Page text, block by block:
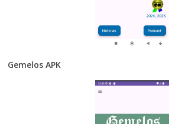
Gemelos APK